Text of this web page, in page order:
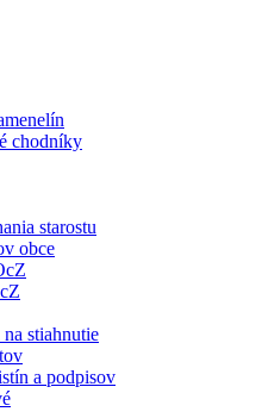
chodníky
starostu
obce
stiahnutie
a podpisov